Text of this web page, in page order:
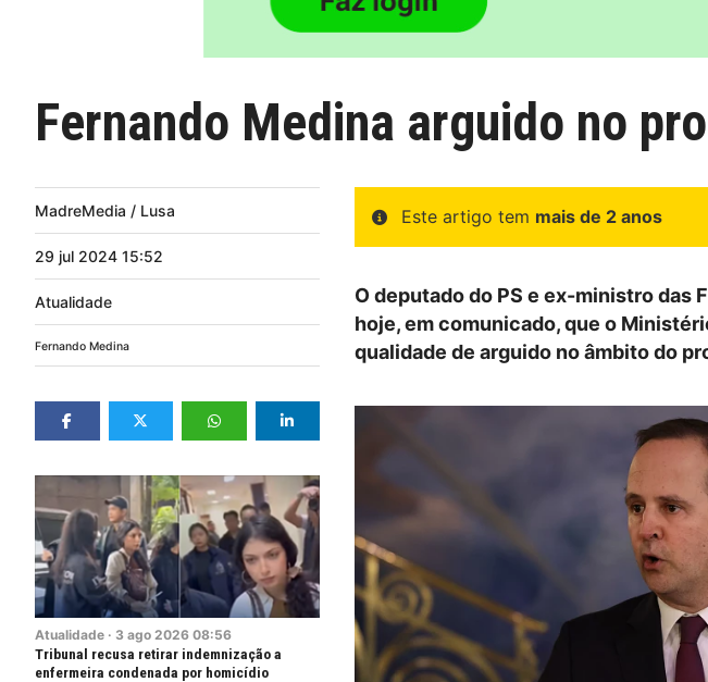
Fernando Medina arguido no
MadreMedia / Lusa
29 jul 2024 15:52
Atualidade
Fernando Medina
Atualidade · 3 ago 2026 08:56
Tribunal recusa retirar indemnização a
enfermeira condenada por homicídio
Este artigo tem mais de 2 anos
O deputado do PS e ex-ministro das
hoje, em comunicado, que o
qualidade de arguido no âmbito do